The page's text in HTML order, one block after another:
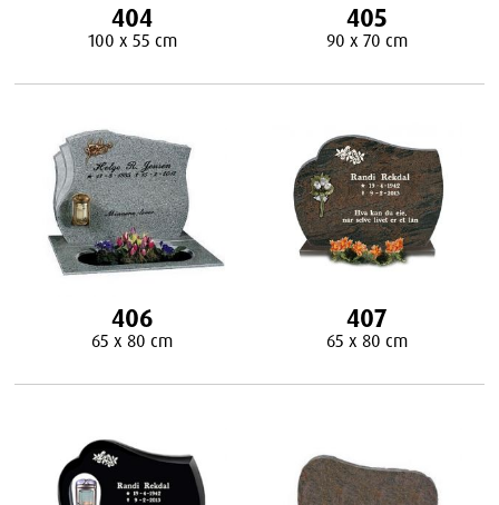
404
100 x 55 cm
405
90 x 70 cm
406
65 x 80 cm
407
65 x 80 cm